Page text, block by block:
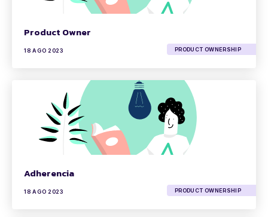
Product Owner
18 AGO 2023 PRODUCT OWNERSHIP
Adherencia
18 AGO 2023 PRODUCT OWNERSHIP